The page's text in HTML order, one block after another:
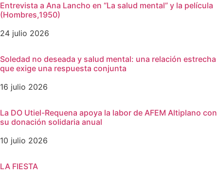
Entrevista a Ana Lancho en “La salud mental” y la película
(Hombres,1950)
24 julio 2026
Soledad no deseada y salud mental: una relación estrecha
que exige una respuesta conjunta
16 julio 2026
La DO Utiel-Requena apoya la labor de AFEM Altiplano con
su donación solidaria anual
10 julio 2026
LA FIESTA